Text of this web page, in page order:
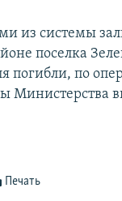
из системы
поселка
погибли, по
Министерства
Печать